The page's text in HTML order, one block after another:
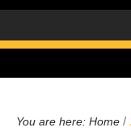
You are here: Home /